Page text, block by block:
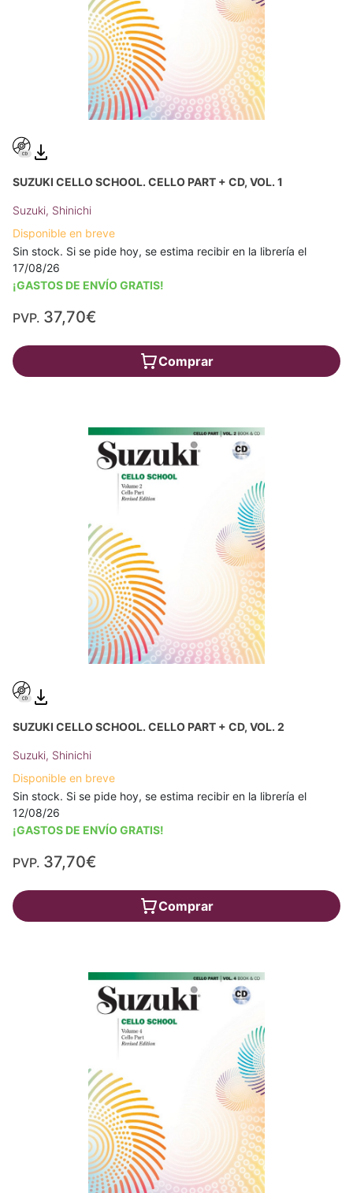
SUZUKI CELLO SCHOOL. CELLO PART + CD, VOL. 1
Suzuki, Shinichi
Disponible en breve
Sin stock. Si se pide hoy, se estima recibir en la librería el
17/08/26
¡GASTOS DE ENVÍO GRATIS!
PVP. 37,70€
Comprar
SUZUKI CELLO SCHOOL. CELLO PART + CD, VOL. 2
Suzuki, Shinichi
Disponible en breve
Sin stock. Si se pide hoy, se estima recibir en la librería el
12/08/26
¡GASTOS DE ENVÍO GRATIS!
PVP. 37,70€
Comprar